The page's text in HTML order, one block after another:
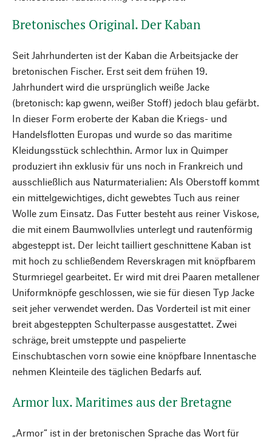
Bretonisches Original. Der Kaban
Seit Jahrhunderten ist der Kaban die Arbeitsjacke der
bretonischen Fischer. Erst seit dem frühen 19.
Jahrhundert wird die ursprünglich weiße Jacke
(bretonisch: kap gwenn, weißer Stoff) jedoch blau gefärbt.
In dieser Form eroberte der Kaban die Kriegs- und
Handelsflotten Europas und wurde so das maritime
Kleidungsstück schlechthin. Armor lux in Quimper
produziert ihn exklusiv für uns noch in Frankreich und
ausschließlich aus Naturmaterialien: Als Oberstoff kommt
ein mittelgewichtiges, dicht gewebtes Tuch aus reiner
Wolle zum Einsatz. Das Futter besteht aus reiner Viskose,
die mit einem Baumwollvlies unterlegt und rautenförmig
abgesteppt ist. Der leicht tailliert geschnittene Kaban ist
mit hoch zu schließendem Reverskragen mit knöpfbarem
Sturmriegel gearbeitet. Er wird mit drei Paaren metallener
Uniformknöpfe geschlossen, wie sie für diesen Typ Jacke
seit jeher verwendet werden. Das Vorderteil ist mit einer
breit abgesteppten Schulterpasse ausgestattet. Zwei
schräge, breit umsteppte und paspelierte
Einschubtaschen vorn sowie eine knöpfbare Innentasche
nehmen Kleinteile des täglichen Bedarfs auf.
Armor lux. Maritimes aus der Bretagne
„Armor“ ist in der bretonischen Sprache das Wort für